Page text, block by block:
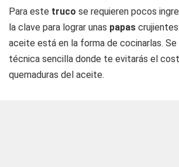
Para este truco se requieren pocos
la clave para lograr unas papas
aceite está en la forma de cocinarlas.
técnica sencilla donde te evitarás el
quemaduras del aceite.